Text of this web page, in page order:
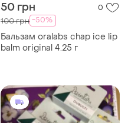
50 грн 0
100 грн -50%
Бальзам oralabs chap ice lip
balm original 4.25 г